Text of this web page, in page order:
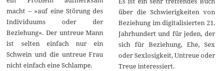
macht – »auf eine Störung des
Individuums oder der
Beziehung«. Der untreue Mann
ist selten einfach nur ein
Schwein und die untreue Frau
nicht einfach eine Schlampe.
über die Schwierigkeiten von
Beziehung im digitalisierten 21.
Jahrhundert und für jeden, der
sich für Beziehung, Ehe, Sex
oder Sexlosigkeit, Untreue oder
Treue interessiert.